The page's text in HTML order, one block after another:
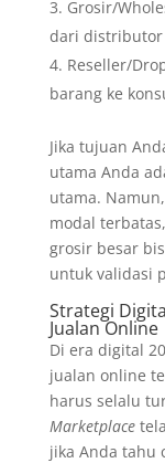
Grosir/
dari distributor
Reseller/
barang ke
Jika tujuan
utama Anda
utama.
modal
grosir besar
untuk validasi
Strategi
Jualan Online
Di era digital
jualan online
harus selalu
Marketplace
jika Anda tahu